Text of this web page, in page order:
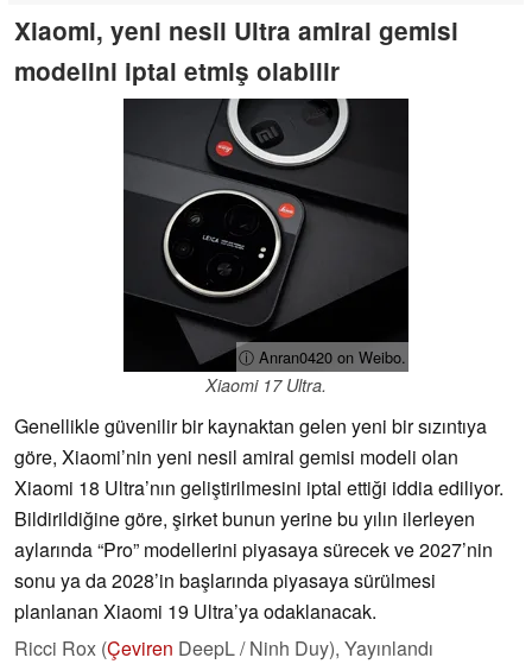
Xiaomi, yeni nesil Ultra amiral gemisi
modelini iptal etmiş olabilir
ⓘ Anran0420 on Weibo.
Xiaomi 17 Ultra.
Genellikle güvenilir bir kaynaktan gelen yeni bir sızıntıya
göre, Xiaomi’nin yeni nesil amiral gemisi modeli olan
Xiaomi 18 Ultra’nın geliştirilmesini iptal ettiği iddia ediliyor.
Bildirildiğine göre, şirket bunun yerine bu yılın ilerleyen
aylarında “Pro” modellerini piyasaya sürecek ve 2027’nin
sonu ya da 2028’in başlarında piyasaya sürülmesi
planlanan Xiaomi 19 Ultra’ya odaklanacak.
Ricci Rox (Çeviren DeepL / Ninh Duy), Yayınlandı